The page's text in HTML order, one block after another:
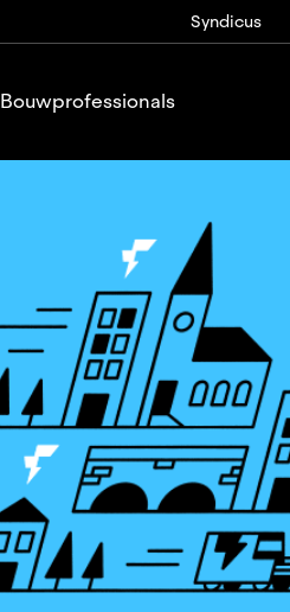
Syndicus
Bouwprofessionals